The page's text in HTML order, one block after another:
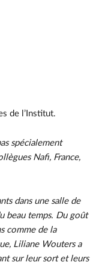
de l’Institut.
spécialement
Nafi, France,
dans une salle de
beau temps. Du goût
comme de la
Liliane Wouters a
sur leur sort et leurs